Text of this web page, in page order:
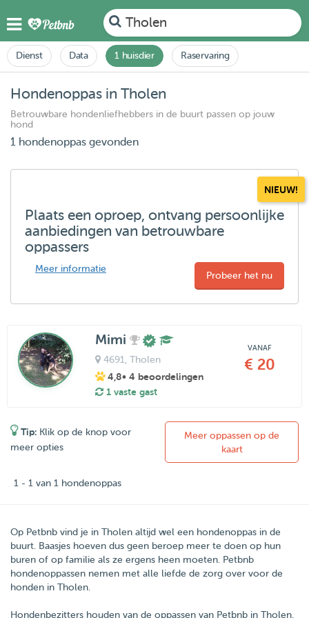
Tholen
Dienst Data 1 huisdier Raservaring
Hondenoppas in Tholen
Betrouwbare hondenliefhebbers in de buurt passen op jouw
hond
1 hondenoppas gevonden
NIEUW!
Plaats een oproep, ontvang persoonlijke
aanbiedingen van betrouwbare
oppassers
Meer informatie
Probeer het nu
Mimi
4691 , Tholen
4,8• 4 beoordelingen
1 vaste gast
VANAF
€ 20
Tip: Klik op de knop voor
meer opties
Meer oppassen op de
kaart
1 - 1 van 1 hondenoppas
Op Petbnb vind je in Tholen altijd wel een hondenoppas in de
buurt. Baasjes hoeven dus geen beroep meer te doen op hun
buren of op familie als ze ergens heen moeten. Petbnb
hondenoppassen nemen met alle liefde de zorg over voor de
honden in Tholen.
Hondenbezitters houden van de oppassen van Petbnb in Tholen